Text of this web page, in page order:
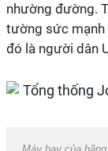
nhường đường.
tường sức
đó là người dân